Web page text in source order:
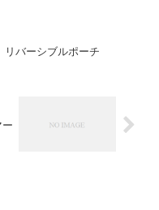
リバーシブルポーチ
ー